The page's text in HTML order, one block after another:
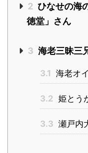
2 ひなせの海
徳堂」さん
3 海老三昧三
3.1 海老オ
3.2 姫とう
3.3 瀬戸内